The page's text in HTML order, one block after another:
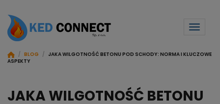
Toggle
/ BLOG /
JAKA WILGOTNOŚĆ BETONU POD SCHODY: NORMA I KLUCZOWE
ASPEKTY
JAKA WILGOTNOŚĆ BETONU